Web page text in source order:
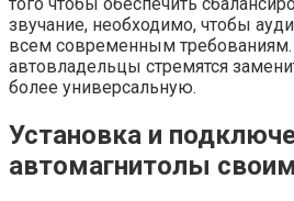
звучание, необходимо, чтобы
всем современным
автовладельцы стремятся
более универсальную.
Установка и
автомагнитолы